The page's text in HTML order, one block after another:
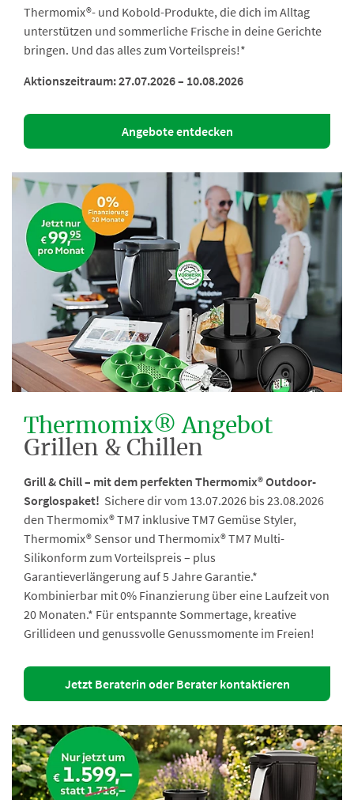
Thermomix®- und Kobold-Produkte, die dich im Alltag
unterstützen und sommerliche Frische in deine Gerichte
bringen. Und das alles zum Vorteilspreis!*
Aktionszeitraum: 27.07.2026 – 10.08.2026
Angebote entdecken
Vorwerk
Summer
Days
Thermomix® Angebot
Grillen & Chillen
Grill & Chill – mit dem perfekten Thermomix® Outdoor-
Sorglospaket! Sichere dir vom 13.07.2026 bis 23.08.2026
den Thermomix® TM7 inklusive TM7 Gemüse Styler,
Thermomix® Sensor und Thermomix® TM7 Multi-
Silikonform zum Vorteilspreis – plus
Garantieverlängerung auf 5 Jahre Garantie.*
Kombinierbar mit 0% Finanzierung über eine Laufzeit von
20 Monaten.* Für entspannte Sommertage, kreative
Grillideen und genussvolle Genussmomente im Freien!
Jetzt Beraterin oder Berater kontaktieren
Beraterin
oder
Berater
kontaktieren